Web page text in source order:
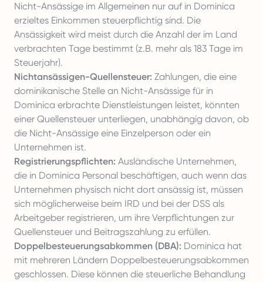
Nicht-Ansässige im Allgemeinen nur auf in Dominica
erzieltes Einkommen steuerpflichtig sind. Die
Ansässigkeit wird meist durch die Anzahl der im Land
verbrachten Tage bestimmt (z.B. mehr als 183 Tage im
Steuerjahr).
Nichtansässigen-Quellensteuer: Zahlungen, die eine
dominikanische Stelle an Nicht-Ansässige für in
Dominica erbrachte Dienstleistungen leistet, könnten
einer Quellensteuer unterliegen, unabhängig davon, ob
die Nicht-Ansässige eine Einzelperson oder ein
Unternehmen ist.
Registrierungspflichten: Ausländische Unternehmen,
die in Dominica Personal beschäftigen, auch wenn das
Unternehmen physisch nicht dort ansässig ist, müssen
sich möglicherweise beim IRD und bei der DSS als
Arbeitgeber registrieren, um ihre Verpflichtungen zur
Quellensteuer und Beitragszahlung zu erfüllen.
Doppelbesteuerungsabkommen (DBA): Dominica hat
mit mehreren Ländern Doppelbesteuerungsabkommen
geschlossen. Diese können die steuerliche Behandlung